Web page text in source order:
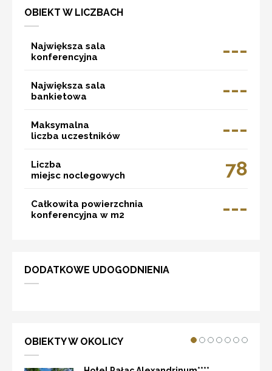
OBIEKT W LICZBACH
Największa sala
konferencyjna
---
Największa sala
bankietowa
---
Maksymalna
liczba uczestników
---
Liczba
miejsc noclegowych
78
Całkowita powierzchnia
konferencyjna w m2
---
DODATKOWE UDOGODNIENIA
OBIEKTY W OKOLICY